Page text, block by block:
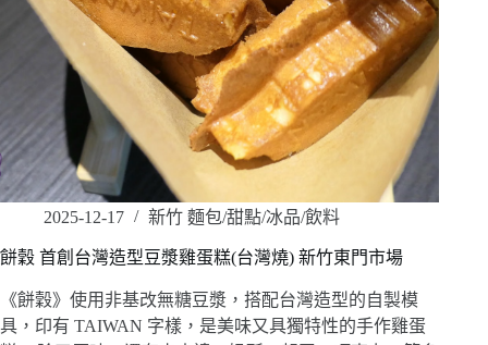
2025-12-17 新竹 麵包/甜點/冰品/飲料
餅穀 首創台灣造型豆漿雞蛋糕(台灣燒) 新竹東門市場
《餅穀》使用非基改無糖豆漿，搭配台灣造型的自製模
具，印有 TAIWAN 字樣，是美味又具獨特性的手作雞蛋